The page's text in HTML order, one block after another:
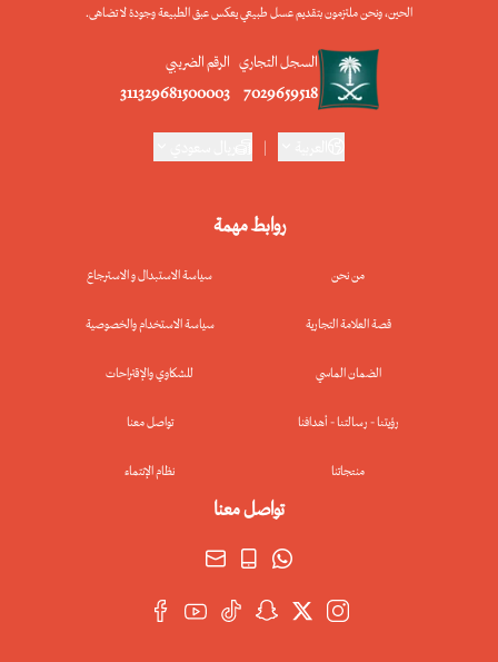
روابط مهمة
من نحن
قصة العلامة التجارية
الضمان الماسي
رؤيتنا - رسالتنا - أهدافنا
منتجاتنا
سياسة الاستبدال و الاسترجاع
سياسة الاستخدام والخصوصية
للشكاوي والإقتراحات
تواصل معنا
نظام الإنتماء
الحين، ونحن ملتزمون بتقديم عسل طبيعي يعكس عبق الطبيعة وجودة لا تضاهى.
السجل التجاري
7029659518
الرقم الضريبي
311329681500003
|